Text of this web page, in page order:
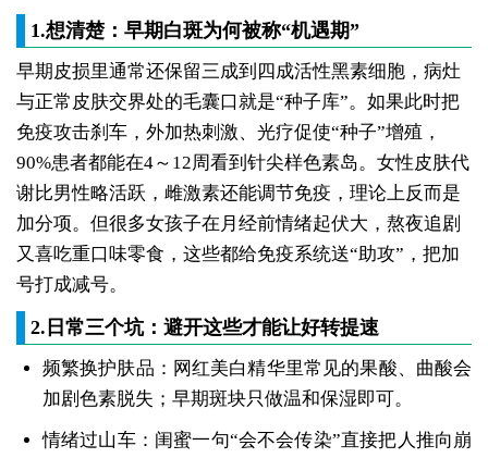
1.想清楚：早期白斑为何被称“机遇期”
早期皮损里通常还保留三成到四成活性黑素细胞，病灶
与正常皮肤交界处的毛囊口就是“种子库”。如果此时把
免疫攻击刹车，外加热刺激、光疗促使“种子”增殖，
90%患者都能在4～12周看到针尖样色素岛。女性皮肤代
谢比男性略活跃，雌激素还能调节免疫，理论上反而是
加分项。但很多女孩子在月经前情绪起伏大，熬夜追剧
又喜吃重口味零食，这些都给免疫系统送“助攻”，把加
号打成减号。
2.日常三个坑：避开这些才能让好转提速
频繁换护肤品：网红美白精华里常见的果酸、曲酸会
加剧色素脱失；早期斑块只做温和保湿即可。
情绪过山车：闺蜜一句“会不会传染”直接把人推向崩